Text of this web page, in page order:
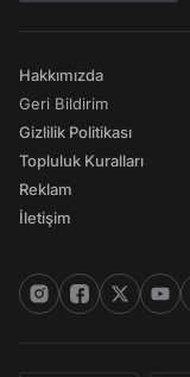
Hakkımızda
Geri Bildirim
Gizlilik Politikası
Topluluk Kuralları
Reklam
İletişim